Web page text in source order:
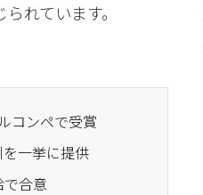
れています。
コンペで受賞
一挙に提供
合意